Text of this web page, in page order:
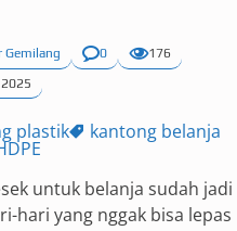
Gemilang 0
176
plastik kantong belanja
untuk belanja sudah jadi
hari yang nggak bisa lepas